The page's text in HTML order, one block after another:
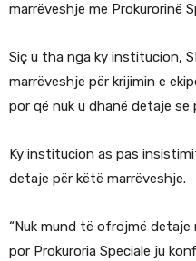
marrëveshje me Prokurorinë
Siç u tha nga ky institucion,
marrëveshje për krijimin e
por që nuk u dhanë detaje
Ky institucion as pas
detaje për këtë marrëveshje.
“Nuk mund të ofrojmë
por Prokuroria Speciale ju